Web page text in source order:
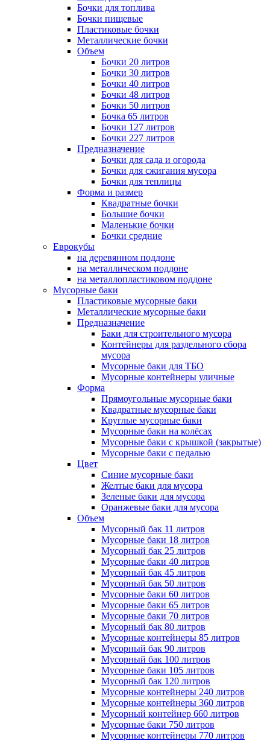
Бочки для топлива
Бочки пищевые
Пластиковые бочки
Металлические бочки
Объем
Бочки 20 литров
Бочки 30 литров
Бочки 40 литров
Бочки 48 литров
Бочки 50 литров
Бочка 65 литров
Бочки 127 литров
Бочки 227 литров
Предназначение
Бочки для сада и огорода
Бочки для сжигания мусора
Бочки для теплицы
Форма и размер
Квадратные бочки
Большие бочки
Маленькие бочки
Бочки средние
Еврокубы
на деревянном поддоне
на металлическом поддоне
на металлопластиковом поддоне
Мусорные баки
Пластиковые мусорные баки
Металлические мусорные баки
Предназначение
Баки для строительного мусора
Контейнеры для раздельного сбора
мусора
Мусорные баки для ТБО
Мусорные контейнеры уличные
Форма
Прямоугольные мусорные баки
Квадратные мусорные баки
Круглые мусорные баки
Мусорные баки на колёсах
Мусорные баки с крышкой (закрытые)
Мусорные баки с педалью
Цвет
Синие мусорные баки
Желтые баки для мусора
Зеленые баки для мусора
Оранжевые баки для мусора
Объем
Мусорный бак 11 литров
Мусорные баки 18 литров
Мусорный бак 25 литров
Мусорные баки 40 литров
Мусорный бак 45 литров
Мусорный бак 50 литров
Мусорные баки 60 литров
Мусорные баки 65 литров
Мусорные баки 70 литров
Мусорный бак 80 литров
Мусорные контейнеры 85 литров
Мусорный бак 90 литров
Мусорный бак 100 литров
Мусорные баки 105 литров
Мусорный бак 120 литров
Мусорные контейнеры 240 литров
Мусорные контейнеры 360 литров
Мусорный контейнер 660 литров
Мусорные баки 750 литров
Мусорные контейнеры 770 литров